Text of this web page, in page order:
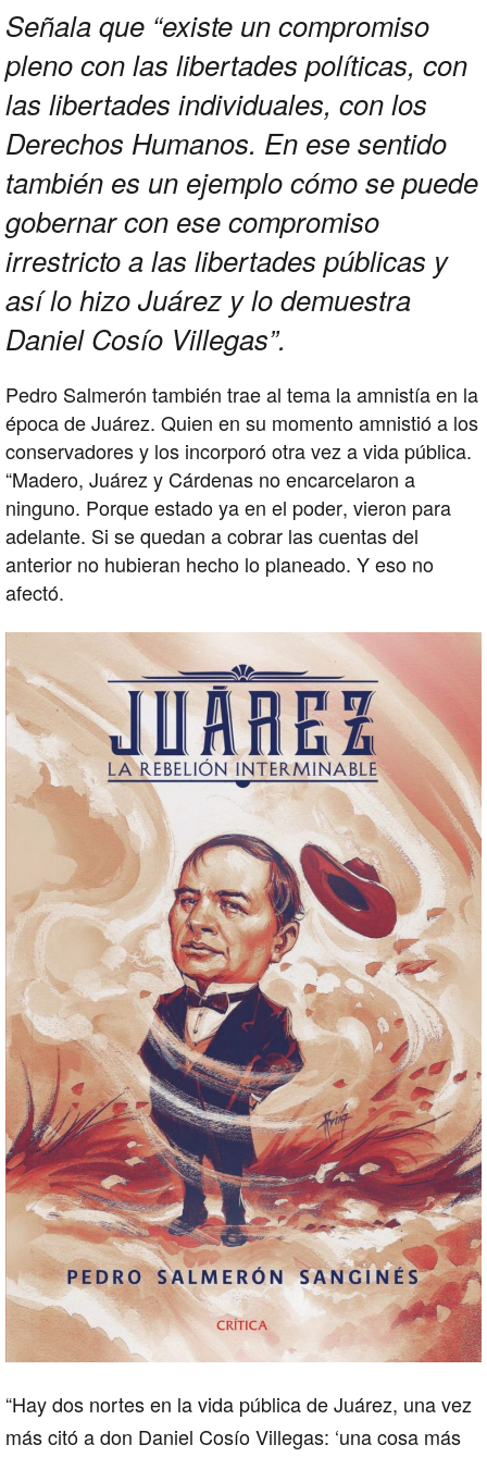
Señala que “existe un compromiso
pleno con las libertades políticas, con
las libertades individuales, con los
Derechos Humanos. En ese sentido
también es un ejemplo cómo se puede
gobernar con ese compromiso
irrestricto a las libertades públicas y
así lo hizo Juárez y lo demuestra
Daniel Cosío Villegas”.
Pedro Salmerón también trae al tema la amnistía en la
época de Juárez. Quien en su momento amnistió a los
conservadores y los incorporó otra vez a vida pública.
“Madero, Juárez y Cárdenas no encarcelaron a
ninguno. Porque estado ya en el poder, vieron para
adelante. Si se quedan a cobrar las cuentas del
anterior no hubieran hecho lo planeado. Y eso no
afectó.
“Hay dos nortes en la vida pública de Juárez, una vez
más citó a don Daniel Cosío Villegas: ‘una cosa más